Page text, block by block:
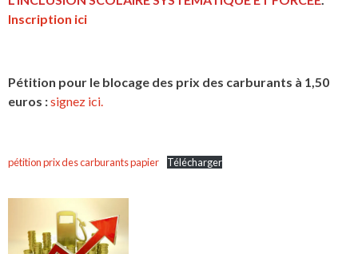
Inscription ici
Pétition pour le blocage des prix des carburants à 1,50
euros :signez ici.
pétition prix des carburants papier Télécharger